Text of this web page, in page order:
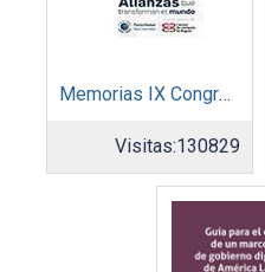
Memorias IX Congreso Pacto Global 2019
Visitas:130829